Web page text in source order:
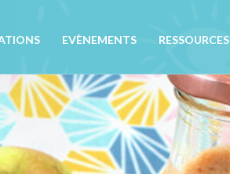
EVÈNEMENTS RESSOURCES